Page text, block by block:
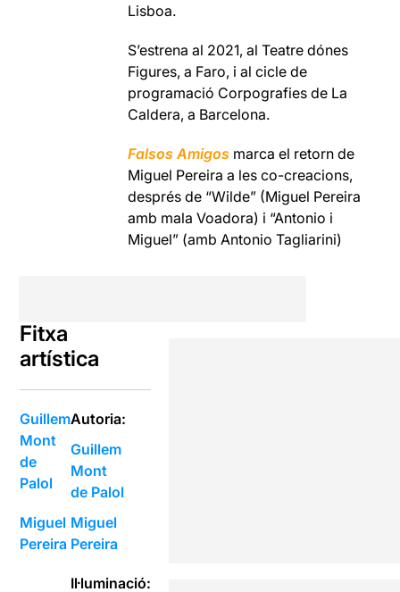
Lisboa.
S’estrena al 2021, al Teatre dónes
Figures, a Faro, i al cicle de
programació Corpografies de La
Caldera, a Barcelona.
Falsos Amigos marca el retorn de
Miguel Pereira a les co-creacions,
després de “Wilde” (Miguel Pereira
amb mala Voadora) i “Antonio i
Miguel” (amb Antonio Tagliarini)
Fitxa
artística
Guillem
Mont
de
Palol
Miguel
Pereira
Autoria:
Guillem
Mont
de Palol
Miguel
Pereira
Il·luminació: